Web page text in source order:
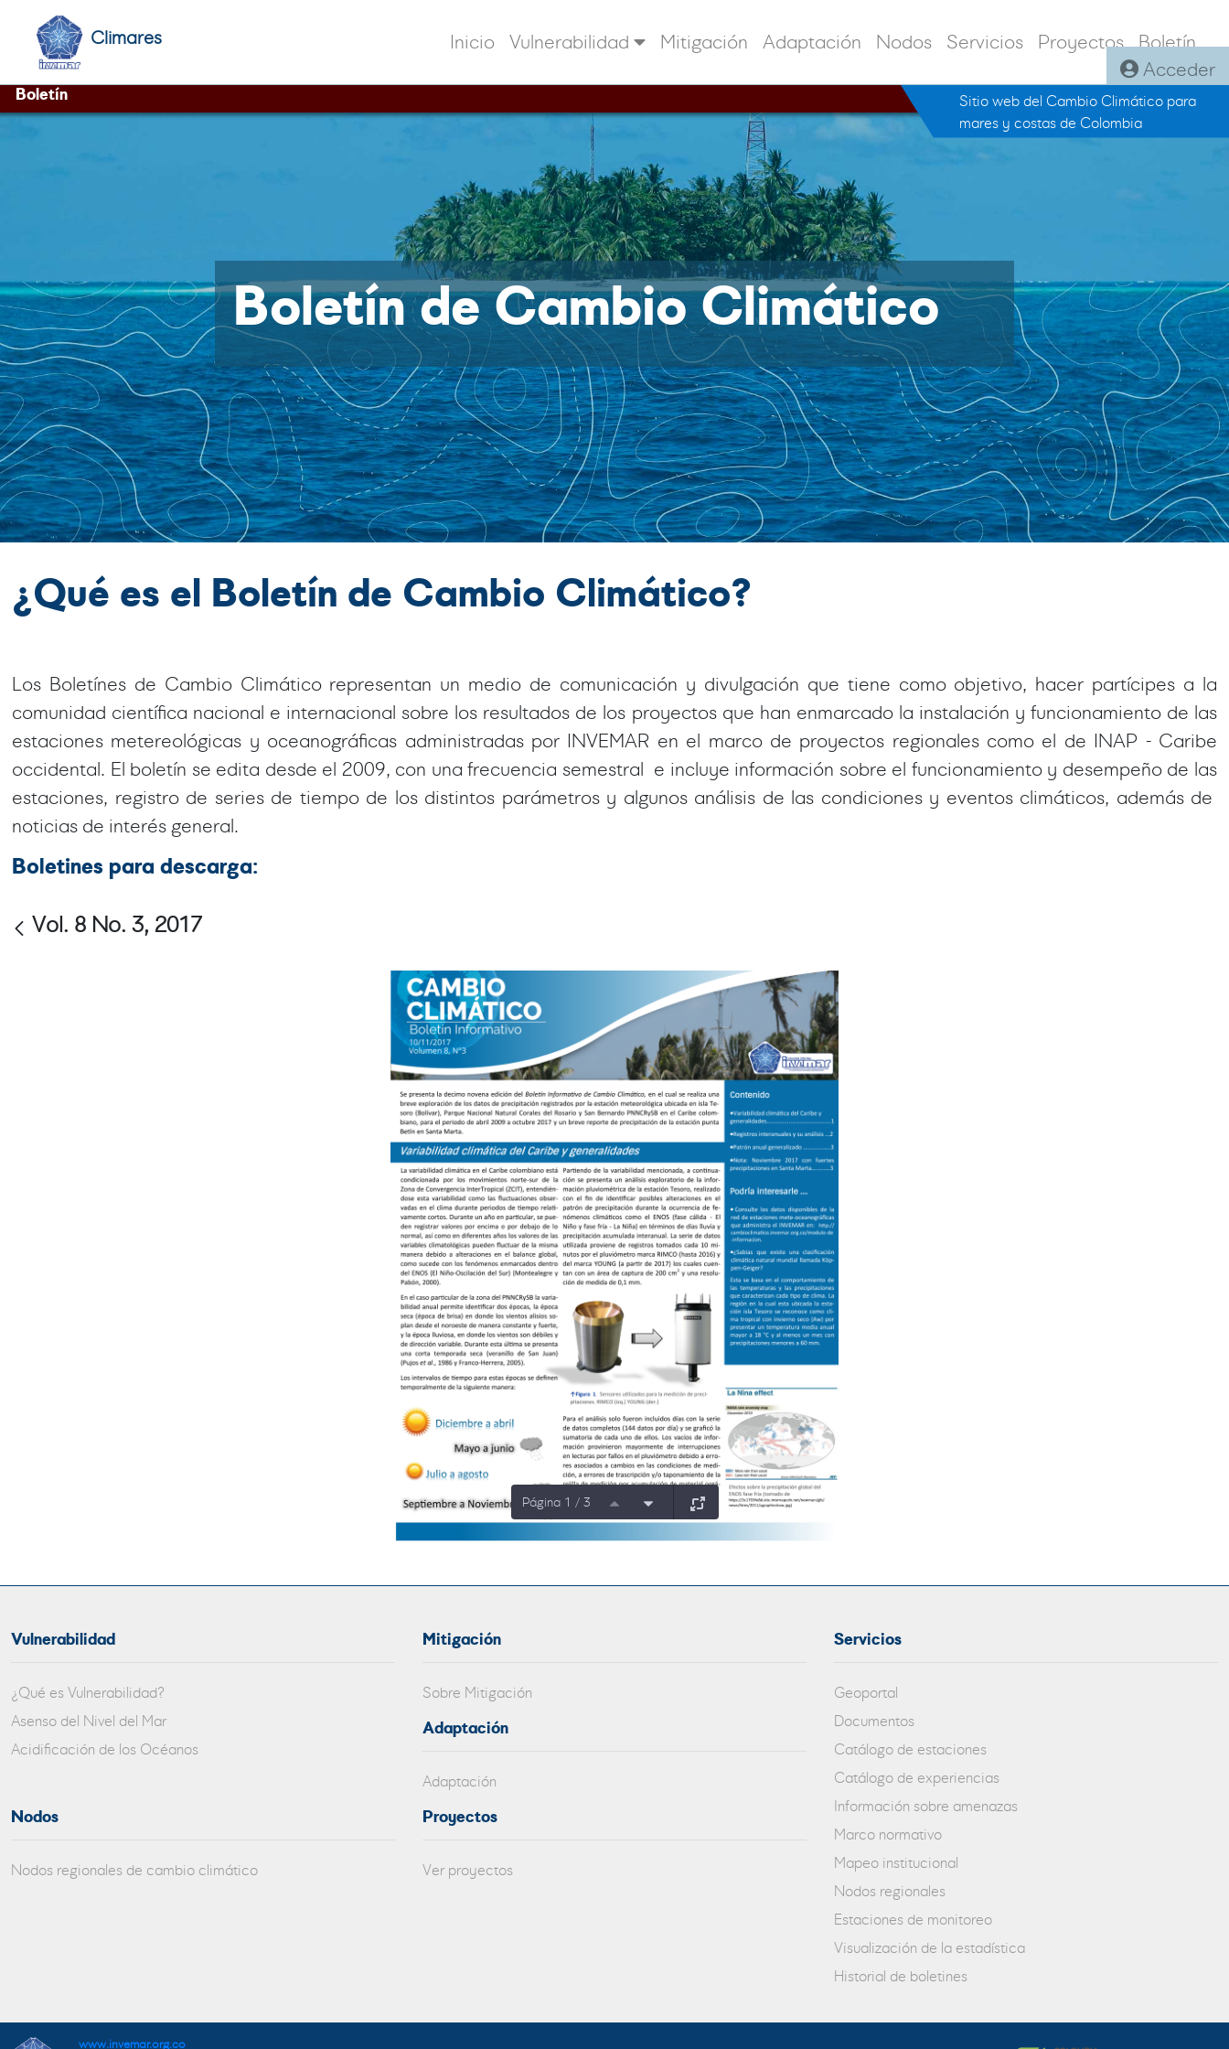
Climares Inicio Vulnerabilidad Mitigación Adaptación Nodos Servicios Proyectos
Boletín
Acceder
Boletín
Sitio web del Cambio Climático para
mares y costas de Colombia
Boletín de Cambio Climático
¿Qué es el Boletín de Cambio Climático?
Los Boletínes de Cambio Climático representan un medio de comunicación y divulgación que tiene como objetivo, hacer partícipes a la
comunidad científica nacional e internacional sobre los resultados de los proyectos que han enmarcado la instalación y funcionamiento de las
estaciones metereológicas y oceanográficas administradas por INVEMAR en el marco de proyectos regionales como el de INAP - Caribe
occidental. El boletín se edita desde el 2009, con una frecuencia semestral e incluye información sobre el funcionamiento y desempeño de las
estaciones, registro de series de tiempo de los distintos parámetros y algunos análisis de las condiciones y eventos climáticos, además de
noticias de interés general.
Boletines para descarga:
Vol. 8 No. 3, 2017
Página 1 / 3
Vulnerabilidad
¿Qué es Vulnerabilidad?
Asenso del Nivel del Mar
Acidificación de los Océanos
Nodos
Nodos regionales de cambio climático
Mitigación
Sobre Mitigación
Adaptación
Adaptación
Proyectos
Ver proyectos
Servicios
Geoportal
Documentos
Catálogo de estaciones
Catálogo de experiencias
Información sobre amenazas
Marco normativo
Mapeo institucional
Nodos regionales
Estaciones de monitoreo
Visualización de la estadística
Historial de boletines
www.invemar.org.co